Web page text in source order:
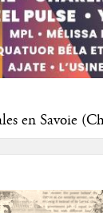
en Savoie